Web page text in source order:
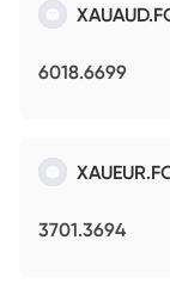
6018.6699
3701.3694